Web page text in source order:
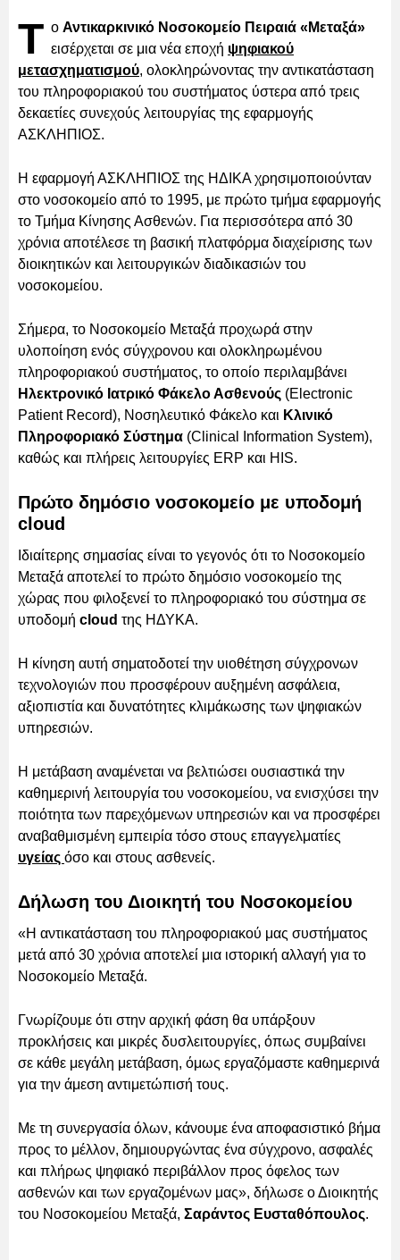
Τ ο Αντικαρκινικό Νοσοκομείο Πειραιά «Μεταξά»
εισέρχεται σε μια νέα εποχή ψηφιακού
μετασχηματισμού, ολοκληρώνοντας την αντικατάσταση
του πληροφοριακού του συστήματος ύστερα από τρεις
δεκαετίες συνεχούς λειτουργίας της εφαρμογής
ΑΣΚΛΗΠΙΟΣ.
Η εφαρμογή ΑΣΚΛΗΠΙΟΣ της ΗΔΙΚΑ χρησιμοποιούνταν
στο νοσοκομείο από το 1995, με πρώτο τμήμα εφαρμογής
το Τμήμα Κίνησης Ασθενών. Για περισσότερα από 30
χρόνια αποτέλεσε τη βασική πλατφόρμα διαχείρισης των
διοικητικών και λειτουργικών διαδικασιών του
νοσοκομείου.
Σήμερα, το Νοσοκομείο Μεταξά προχωρά στην
υλοποίηση ενός σύγχρονου και ολοκληρωμένου
πληροφοριακού συστήματος, το οποίο περιλαμβάνει
Ηλεκτρονικό Ιατρικό Φάκελο Ασθενούς (Electronic
Patient Record), Νοσηλευτικό Φάκελο και Κλινικό
Πληροφοριακό Σύστημα (Clinical Information System),
καθώς και πλήρεις λειτουργίες ERP και HIS.
Πρώτο δημόσιο νοσοκομείο με υποδομή
cloud
Ιδιαίτερης σημασίας είναι το γεγονός ότι το Νοσοκομείο
Μεταξά αποτελεί το πρώτο δημόσιο νοσοκομείο της
χώρας που φιλοξενεί το πληροφοριακό του σύστημα σε
υποδομή cloud της ΗΔΥΚΑ.
Η κίνηση αυτή σηματοδοτεί την υιοθέτηση σύγχρονων
τεχνολογιών που προσφέρουν αυξημένη ασφάλεια,
αξιοπιστία και δυνατότητες κλιμάκωσης των ψηφιακών
υπηρεσιών.
Η μετάβαση αναμένεται να βελτιώσει ουσιαστικά την
καθημερινή λειτουργία του νοσοκομείου, να ενισχύσει την
ποιότητα των παρεχόμενων υπηρεσιών και να προσφέρει
αναβαθμισμένη εμπειρία τόσο στους επαγγελματίες
υγείας όσο και στους ασθενείς.
Δήλωση του Διοικητή του Νοσοκομείου
«Η αντικατάσταση του πληροφοριακού μας συστήματος
μετά από 30 χρόνια αποτελεί μια ιστορική αλλαγή για το
Νοσοκομείο Μεταξά.
Γνωρίζουμε ότι στην αρχική φάση θα υπάρξουν
προκλήσεις και μικρές δυσλειτουργίες, όπως συμβαίνει
σε κάθε μεγάλη μετάβαση, όμως εργαζόμαστε καθημερινά
για την άμεση αντιμετώπισή τους.
Με τη συνεργασία όλων, κάνουμε ένα αποφασιστικό βήμα
προς το μέλλον, δημιουργώντας ένα σύγχρονο, ασφαλές
και πλήρως ψηφιακό περιβάλλον προς όφελος των
ασθενών και των εργαζομένων μας», δήλωσε ο Διοικητής
του Νοσοκομείου Μεταξά, Σαράντος Ευσταθόπουλος.